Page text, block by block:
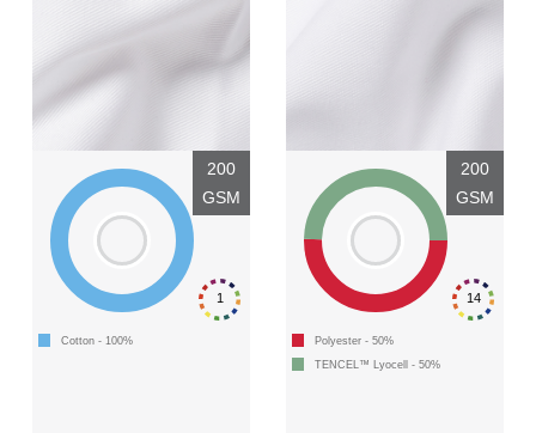
1
200
GSM
Cotton - 100%
14
200
GSM
Polyester - 50%
TENCEL™ Lyocell - 50%